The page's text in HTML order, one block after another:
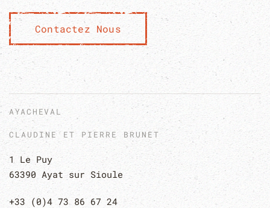
Contactez Nous
AYACHEVAL
CLAUDINE ET PIERRE BRUNET
1 Le Puy
63390 Ayat sur Sioule
+33 (0)4 73 86 67 24